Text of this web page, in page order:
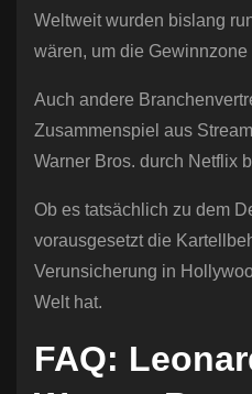
Weltweit wurden bislang
wären, um die Gewinnzone
Auch andere
Zusammenspiel aus
Warner Bros. durch Netflix
Ob es tatsächlich zu dem
vorausgesetzt die
Verunsicherung in
Welt hat.
FAQ: